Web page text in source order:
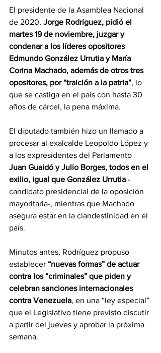
El presidente de la Asamblea Nacional
de 2020, Jorge Rodríguez, pidió el
martes 19 de noviembre, juzgar y
condenar a los líderes opositores
Edmundo González Urrutia y María
Corina Machado, además de otros tres
opositores, por “traición a la patria”, lo
que se castiga en el país con hasta 30
años de cárcel, la pena máxima.
El diputado también hizo un llamado a
procesar al exalcalde Leopoldo López y
a los expresidentes del Parlamento
Juan Guaidó y Julio Borges, todos en el
exilio, igual que González Urrutia -
candidato presidencial de la oposición
mayoritaria-, mientras que Machado
asegura estar en la clandestinidad en el
país.
Minutos antes, Rodríguez propuso
establecer “nuevas formas” de actuar
contra los “criminales” que piden y
celebran sanciones internacionales
contra Venezuela, en una “ley especial”
que el Legislativo tiene previsto discutir
a partir del jueves y aprobar la próxima
semana.